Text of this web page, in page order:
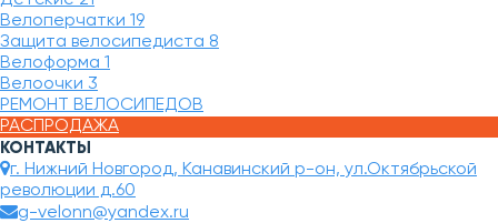
Велоперчатки 19
Защита велосипедиста 8
Велоформа 1
Велоочки 3
РЕМОНТ ВЕЛОСИПЕДОВ
РАСПРОДАЖА
КОНТАКТЫ
г. Нижний Новгород, Канавинский р-он, ул.Октябрьской
революции д.60
g-velonn@yandex.ru